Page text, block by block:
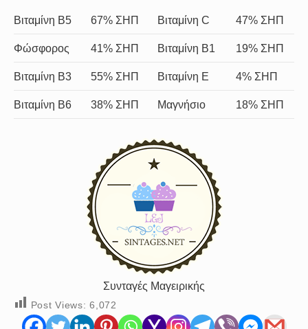
Βιταμίνη B5 67% ΣΗΠ Βιταμίνη C 47% ΣΗΠ
Φώσφορος 41% ΣΗΠ Βιταμίνη Β1 19% ΣΗΠ
Βιταμίνη B3 55% ΣΗΠ Βιταμίνη Ε 4% ΣΗΠ
Βιταμίνη B6 38% ΣΗΠ Μαγνήσιο 18% ΣΗΠ
Συνταγές Μαγειρικής
Post Views: 6,072